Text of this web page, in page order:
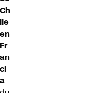
Ch
ile
en
Fr
an
ci
a